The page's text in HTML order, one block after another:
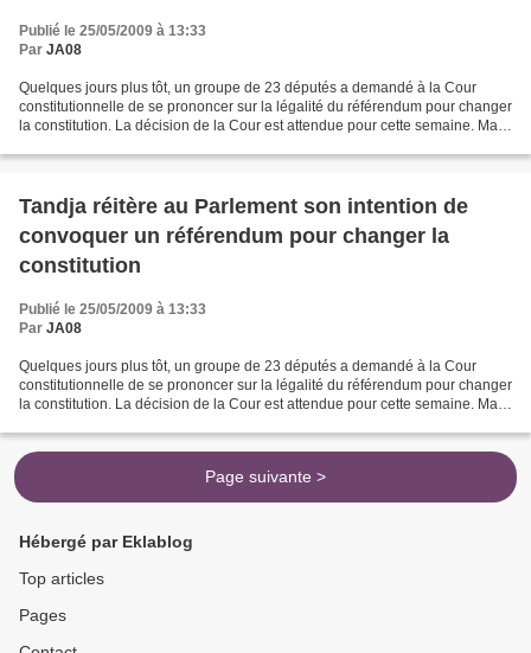
Publié le 25/05/2009 à 13:33
Par JA08
Quelques jours plus tôt, un groupe de 23 députés a demandé à la Cour
constitutionnelle de se prononcer sur la légalité du référendum pour changer
la constitution. La décision de la Cour est attendue pour cette semaine. Mais,
Tandja réitère au Parlement son intention de
convoquer un référendum pour changer la
constitution
Publié le 25/05/2009 à 13:33
Par JA08
Quelques jours plus tôt, un groupe de 23 députés a demandé à la Cour
constitutionnelle de se prononcer sur la légalité du référendum pour changer
la constitution. La décision de la Cour est attendue pour cette semaine. Mais,
Page suivante >
Hébergé par Eklablog
Top articles
Pages